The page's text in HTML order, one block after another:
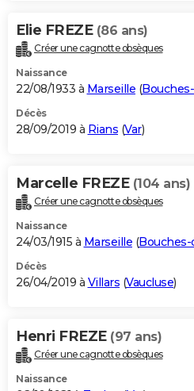
Elie FREZE (86 ans)
Créer une cagnotte obsèques
Naissance
22/08/1933 à Marseille (
Décès
28/09/2019 à Rians (Var)
Marcelle FREZE (104 ans)
Créer une cagnotte obsèques
Naissance
24/03/1915 à Marseille (
Décès
26/04/2019 à Villars (Vaucluse)
Henri FREZE (97 ans)
Créer une cagnotte obsèques
Naissance